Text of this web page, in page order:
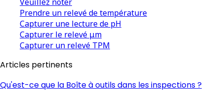
Prendre un relevé de température
Capturer une lecture de pH
Capturer le relevé μm
Capturer un relevé TPM
Articles pertinents
Qu'est-ce que la Boîte à outils dans les inspections ?